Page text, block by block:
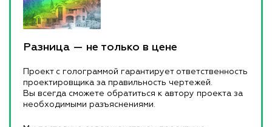
Разница — не только в цене
Проект с голограммой гарантирует ответственность
проектировщика за правильность чертежей.
Вы всегда сможете обратиться к автору проекта за
необходимыми разъяснениями.